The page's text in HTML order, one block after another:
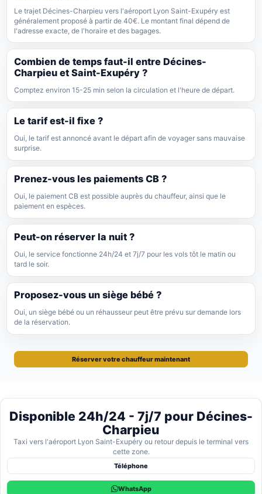
Le trajet Décines-Charpieu vers l'aéroport Lyon Saint-Exupéry est
généralement proposé à partir de 40€. Le montant final dépend de
l'adresse exacte, de l'horaire et des bagages.
Combien de temps faut-il entre Décines-
Charpieu et Saint-Exupéry ?
Comptez environ 15-25 min selon la circulation et l'heure de départ.
Le tarif est-il fixe ?
Oui, le tarif est annoncé avant le départ afin de voyager sans mauvaise
surprise.
Prenez-vous les paiements CB ?
Oui, le paiement CB est possible auprès du chauffeur, ainsi que le
paiement en espèces.
Peut-on réserver la nuit ?
Oui, le service fonctionne 24h/24 et 7j/7 pour les vols tôt le matin ou
tard le soir.
Proposez-vous un siège bébé ?
Oui, un siège bébé ou un réhausseur peut être prévu sur demande lors
de la réservation.
Réserver votre chauffeur maintenant
Disponible 24h/24 - 7j/7 pour Décines-
Charpieu
Taxi vers l'aéroport Lyon Saint-Exupéry ou retour depuis le terminal vers
cette zone.
Téléphone
WhatsApp